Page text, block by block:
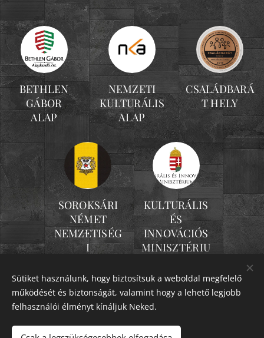
BETHLEN
GÁBOR
ALAP
NEMZETI
KULTURÁLIS
ALAP
CSALÁDBARÁ
T HELY
SOROKSÁRI
NÉMET
NEMZETISÉG
I
ZAT
KULTURÁLIS
ÉS
INNOVÁCIÓS
MINISZTÉRIU
1238 Budapest-Soroksár, Hősök tere 21.
Sütiket használunk, hogy biztosítsuk a weboldal megfelelő
működését és biztonságát, valamint hogy a lehető legjobb
felhasználói élményt kínáljuk Neked.